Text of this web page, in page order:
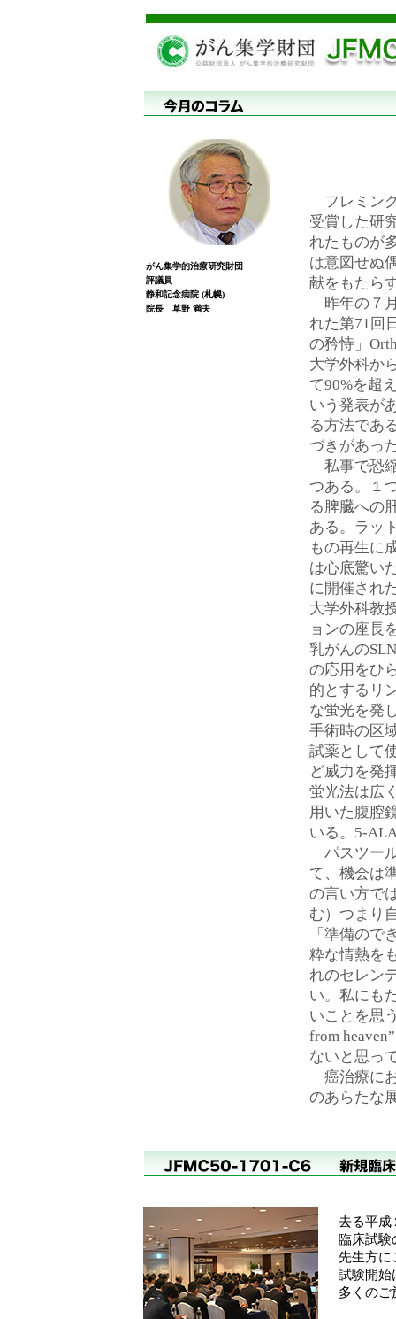
がん集学的治療研究財団
評議員
静和記念病院 (札幌)
院長 草野 満夫
フレミン
受賞した研
れたものが
は意図せぬ
献をもたら
昨年の７
れた第71回
の矜恃」
大学外科か
て90%を超
いう発表が
る方法であ
づきがあっ
私事で恐
つある。１
る脾臓への
ある。ラッ
もの再生に
は心底驚い
に開催され
大学外科教
ョンの座長
乳がんの
の応用をひ
的とするリ
な蛍光を発
手術時の区
試薬として
ど威力を発
蛍光法は広
用いた腹腔
いる。5-
パスツー
て、機会は
の言い方で
む）つまり
「準備ので
粋な情熱を
れのセレン
い。私にも
いことを思
from
ないと思っ
癌治療に
のあらたな
去る平成
臨床試験
先生方に
試験開始
多くのご